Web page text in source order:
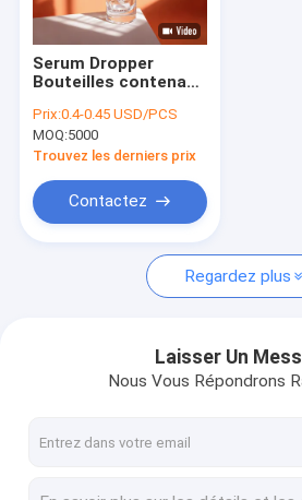
Bouteille en plastique de lotion
flacon pulvérisateur en plastique
Bouteille en verre de compte-
Bouteilles en verre de Boston
Bouteilles liquides de base
Pots en verre crèmes
Serum Dropper
Bouteilles contenant
pour les huiles
essentielles sérums
et liquides
solutions
d'emballage
Prix:0.4-0.45 USD/PCS
MOQ:5000
Trouvez les derniers prix
Contactez
Regardez plus
Laisser Un
Nous Vous Répondrons